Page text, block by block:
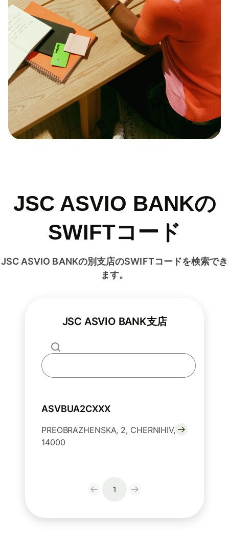
JSC ASVIO BANKの
SWIFTコード
JSC ASVIO BANKの別支店のSWIFTコードを検索でき
ます。
JSC ASVIO BANK支店
ASVBUA2CXXX
PREOBRAZHENSKA, 2, CHERNIHIV,
14000
1